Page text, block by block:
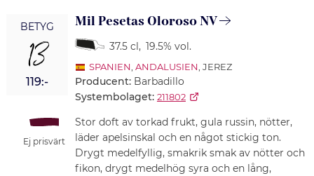
BETYG
13
119:-
Ej prisvärt
Mil Pesetas Oloroso NV
37.5 cl, 19.5% vol.
SPANIEN ANDALUSIEN , JEREZ
Producent: Barbadillo
Systembolaget: 211802
Stor doft av torkad frukt, gula russin, nötter,
läder apelsinskal och en något stickig ton.
Drygt medelfyllig, smakrik smak av nötter och
fikon, drygt medelhög syra och en lång,